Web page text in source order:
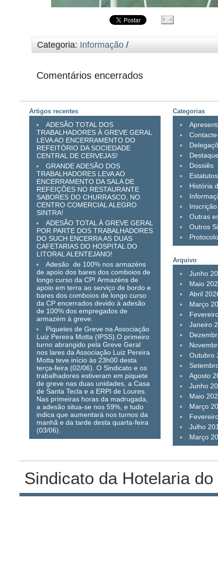
Categoria: Informação /
Comentários encerrados
Artigos recentes
ADESÃO TOTAL DOS
TRABALHADORES À GREVE GERAL
LEVA AO ENCERRAMENTO DO
REFEITÓRIO DA SOCIEDADE
CENTRAL DE CERVEJAS!
GRANDE ADESÃO DOS
TRABALHADORES LEVA AO
ENCERRAMENTO DA SALA DE
REFEIÇÕES NO RESTAURANTE
SABORES DO CHURRASCO, NO
CENTRO COMERCIAL ALEGRO
SINTRA!
ADESÃO TOTAL À GREVE GERAL
POR PARTE DOS TRABALHADORES
DO SUCH ENCERRA AS DUAS
CAFETARIAS DO HOSPITAL DO
LITORAL ALENTEJANO!
Adesão de 100% nos armazéns
de apoio dos bares dos comboios de
longo curso da CP! Armazéns de
apoio em terra ao serviço de bordo e
bares dos comboios de longo curso
da CP encerrados devido à adesão
de 100% dos empregados de
armazém à greve.
Piquetes de Greve na Associação
Luiz Pereira Motta (IPSS).O primeiro
turno abrangido pela Greve Geral
nos lares da Associação Luiz Pereira
Motta teve início às 23h00 desta
terça-feira (02/06). O Sindicato e os
trabalhadores estiveram em piquete
de greve nas duas unidades, a Casa
de Santa Tecla e a ERPI de Loures.
Nas primeiras horas da madrugada,
a adesão situa-se nos 59%, e tudo
indica que aumentará nos turnos da
manhã e da tarde desta quarta-feira
(03/06).
Categorias
Dossiês
Estatutos
História
Outras
Outros
Arquivo
Junho
Maio
Abril
Março
Janeiro
Outubro
Agosto
Junho
Maio
Março
Julho
Março
Sindicato da Hotelaria do